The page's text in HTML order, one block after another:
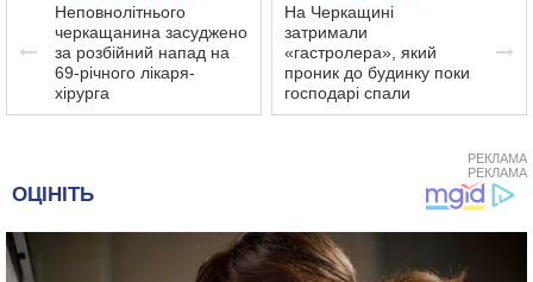
Неповнолітнього
черкащанина засуджено
за розбійний напад на
69-річного лікаря-
хірурга
На Черкащині
затримали
«гастролера», який
проник до будинку поки
господарі спали
РЕКЛАМА
РЕКЛАМА